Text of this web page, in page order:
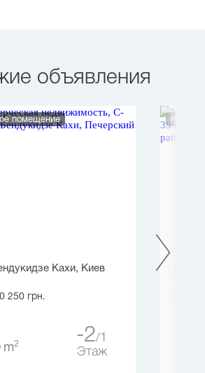
объявления
помещение
Кахи, Киев
250 грн.
m2 -2 1
Этаж